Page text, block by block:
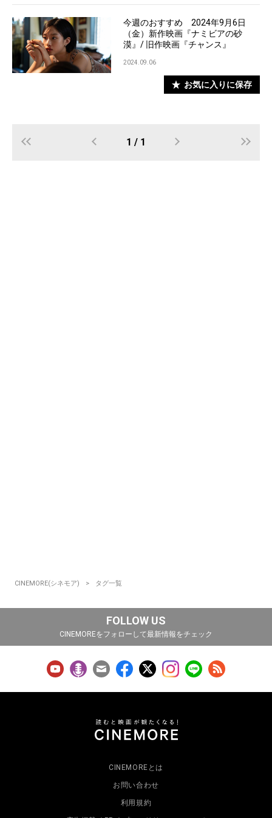
今週のおすすめ 2024年9月6日
（金）新作映画『ナミビアの砂
漠』/ 旧作映画『チャンス』
2024.09.06
お気に入りに保存
1 / 1
CINEMORE(シネモア) タグ一覧
FOLLOW US
CINEMOREをフォローして最新情報をチェック
CINEMOREとは
お問い合わせ
利用規約